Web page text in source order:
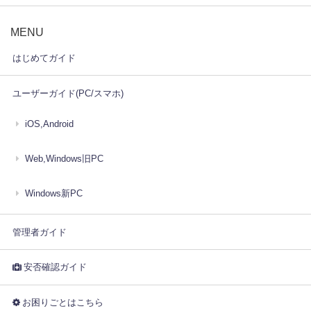
MENU
はじめてガイド
ユーザーガイド(PC/スマホ)
iOS,Android
Web,Windows旧PC
Windows新PC
管理者ガイド
安否確認ガイド
お困りごとはこちら